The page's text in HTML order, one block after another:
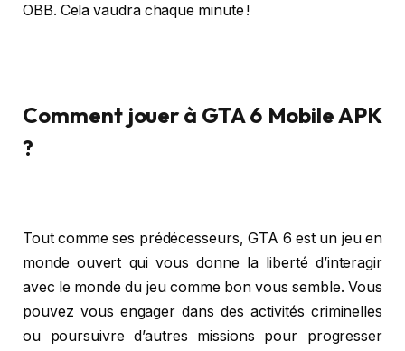
OBB. Cela vaudra chaque minute !
Comment jouer à GTA 6 Mobile APK
?
Tout comme ses prédécesseurs, GTA 6 est un jeu en
monde ouvert qui vous donne la liberté d’interagir
avec le monde du jeu comme bon vous semble. Vous
pouvez vous engager dans des activités criminelles
ou poursuivre d’autres missions pour progresser